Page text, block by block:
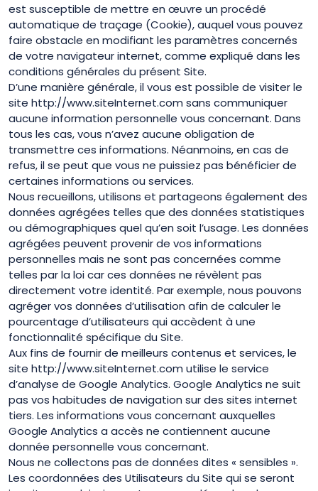
est susceptible de mettre en œuvre un procédé
automatique de traçage (Cookie), auquel vous pouvez
faire obstacle en modifiant les paramètres concernés
de votre navigateur internet, comme expliqué dans les
conditions générales du présent Site.
D’une manière générale, il vous est possible de visiter le
site http://www.siteInternet.com sans communiquer
aucune information personnelle vous concernant. Dans
tous les cas, vous n’avez aucune obligation de
transmettre ces informations. Néanmoins, en cas de
refus, il se peut que vous ne puissiez pas bénéficier de
certaines informations ou services.
Nous recueillons, utilisons et partageons également des
données agrégées telles que des données statistiques
ou démographiques quel qu’en soit l’usage. Les données
agrégées peuvent provenir de vos informations
personnelles mais ne sont pas concernées comme
telles par la loi car ces données ne révèlent pas
directement votre identité. Par exemple, nous pouvons
agréger vos données d’utilisation afin de calculer le
pourcentage d’utilisateurs qui accèdent à une
fonctionnalité spécifique du Site.
Aux fins de fournir de meilleurs contenus et services, le
site http://www.siteInternet.com utilise le service
d’analyse de Google Analytics. Google Analytics ne suit
pas vos habitudes de navigation sur des sites internet
tiers. Les informations vous concernant auxquelles
Google Analytics a accès ne contiennent aucune
donnée personnelle vous concernant.
Nous ne collectons pas de données dites « sensibles ».
Les coordonnées des Utilisateurs du Site qui se seront